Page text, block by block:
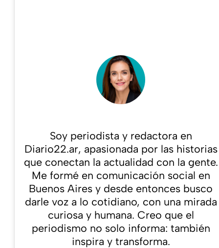
Soy periodista y redactora en
Diario22.ar, apasionada por las historias
que conectan la actualidad con la gente.
Me formé en comunicación social en
Buenos Aires y desde entonces busco
darle voz a lo cotidiano, con una mirada
curiosa y humana. Creo que el
periodismo no solo informa: también
inspira y transforma.